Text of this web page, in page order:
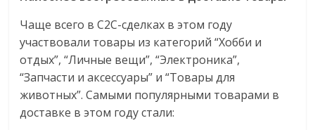
Чаще всего в C2C-сделках в этом году
участвовали товары из категорий “Хобби и
отдых”, “Личные вещи”, “Электроника”,
“Запчасти и аксессуары” и “Товары для
животных”. Самыми популярными товарами в
доставке в этом году стали: